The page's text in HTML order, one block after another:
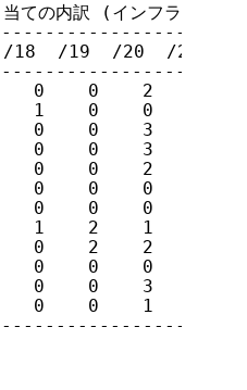
ての内訳 (インフラネット
18  /19  /20  /21  /
0    0    2    6
1    0    0    3
0    0    3    0
0    0    3    0
0    0    2    2
0    0    0    2
0    0    0    0
1    2    1    1
0    2    2    3
0    0    0    1
0    0    3    2
0    0    1    1